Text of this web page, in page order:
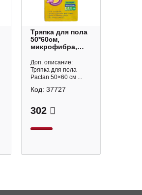
Тряпка для пола
50*60см,
микрофибра,
330705 Paclan
Доп. описание:
Тряпка для пола
Paclan 50×60 см ...
302
Код: 37727